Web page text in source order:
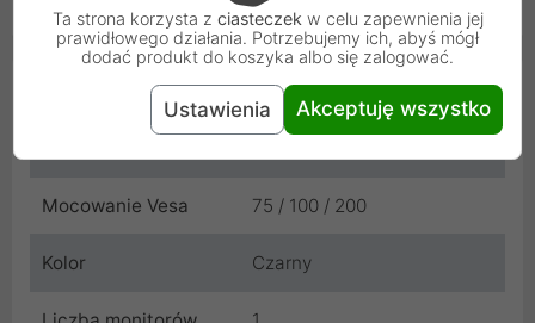
Cechy produktu
Mocowanie Vesa 75 / 100 / 200
Kolor Czarny
Ta strona korzysta z ciasteczek w celu zapewnienia jej
prawidłowego działania. Potrzebujemy ich, abyś mógł
dodać produkt do koszyka albo się zalogować.
Ustawienia Akceptuję wszystko